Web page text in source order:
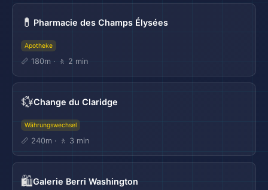
💊 Pharmacie des Champs Élysées
Apotheke
📏 180m · 🚶 2 min
💱Change du Claridge
Währungswechsel
📏 240m · 🚶 3 min
🛍️Galerie Berri Washington